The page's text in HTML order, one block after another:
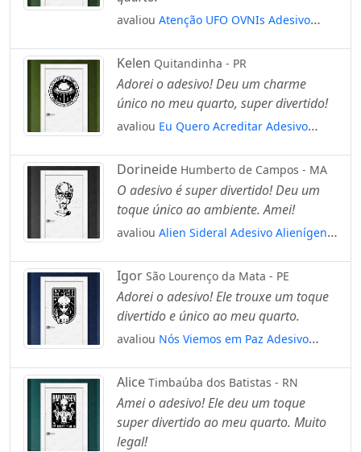
avaliou Atenção UFO OVNIs Adesivo
e Vidro Mod:156
Kelen Quitandinha - PR
Adorei o adesivo! Deu um charme
único no meu quarto, super divertido!
avaliou Eu Quero Acreditar Adesivo
e Vidro Mod:11
Dorineide Humberto de Campos - MA
O adesivo é super divertido! Deu um
toque único ao ambiente. Amei!
avaliou Alien Sideral Adesivo Alienígena
Mod:363
Igor São Lourenço da Mata - PE
Adorei o adesivo! Ele trouxe um toque
divertido e único ao meu quarto.
avaliou Nós Viemos em Paz Adesivo
e Vidro Mod:218
Alice Timbaúba dos Batistas - RN
Amei o adesivo! Ele deu um toque
super divertido ao meu quarto. Muito
legal!